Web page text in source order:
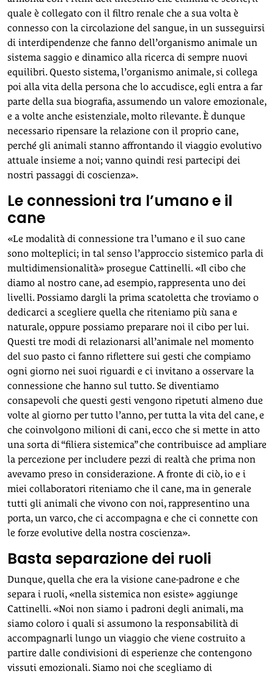
quale è collegato con il filtro renale che a sua volta è
connesso con la circolazione del sangue, in un susseguirsi
di interdipendenze che fanno dell’organismo animale un
sistema saggio e dinamico alla ricerca di sempre nuovi
equilibri. Questo sistema, l’organismo animale, si collega
poi alla vita della persona che lo accudisce, egli entra a far
parte della sua biografia, assumendo un valore emozionale,
e a volte anche esistenziale, molto rilevante. È dunque
necessario ripensare la relazione con il proprio cane,
perché gli animali stanno affrontando il viaggio evolutivo
attuale insieme a noi; vanno quindi resi partecipi dei
nostri passaggi di coscienza».
Le connessioni tra l’umano e il
cane
«Le modalità di connessione tra l’umano e il suo cane
sono molteplici; in tal senso l’approccio sistemico parla di
multidimensionalità» prosegue Cattinelli. «Il cibo che
diamo al nostro cane, ad esempio, rappresenta uno dei
livelli. Possiamo dargli la prima scatoletta che troviamo o
dedicarci a scegliere quella che riteniamo più sana e
naturale, oppure possiamo preparare noi il cibo per lui.
Questi tre modi di relazionarsi all’animale nel momento
del suo pasto ci fanno riflettere sui gesti che compiamo
ogni giorno nei suoi riguardi e ci invitano a osservare la
connessione che hanno sul tutto. Se diventiamo
consapevoli che questi gesti vengono ripetuti almeno due
volte al giorno per tutto l’anno, per tutta la vita del cane, e
che coinvolgono milioni di cani, ecco che si mette in atto
una sorta di “filiera sistemica” che contribuisce ad ampliare
la percezione per includere pezzi di realtà che prima non
avevamo preso in considerazione. A fronte di ciò, io e i
miei collaboratori riteniamo che il cane, ma in generale
tutti gli animali che vivono con noi, rappresentino una
porta, un varco, che ci accompagna e che ci connette con
le forze evolutive della nostra coscienza».
Basta separazione dei ruoli
Dunque, quella che era la visione cane-padrone e che
separa i ruoli, «nella sistemica non esiste» aggiunge
Cattinelli. «Noi non siamo i padroni degli animali, ma
siamo coloro i quali si assumono la responsabilità di
accompagnarli lungo un viaggio che viene costruito a
partire dalle condivisioni di esperienze che contengono
vissuti emozionali. Siamo noi che scegliamo di